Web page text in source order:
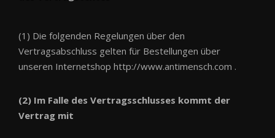
(1) Die folgenden Regelungen über den
Vertragsabschluss gelten für Bestellungen über
unseren Internetshop http://www.antimensch.com .
(2) Im Falle des Vertragsschlusses kommt der
Vertrag mit